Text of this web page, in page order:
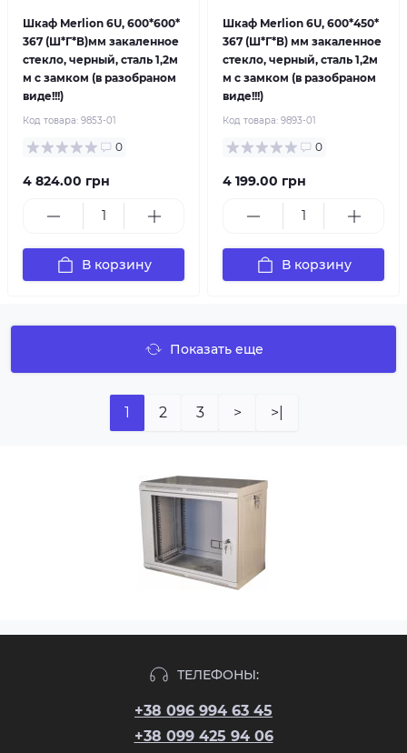
Шкаф Merlion 6U, 600*600*
367 (Ш*Г*В)мм закаленное
стекло, черный, сталь 1,2м
м с замком (в разобраном
виде!!!)
Код товара: 9853-01
0
4 824.00 грн
В корзину
Шкаф Merlion 6U, 600*450*
367 (Ш*Г*В) мм закаленное
стекло, черный, сталь 1,2м
м с замком (в разобраном
виде!!!)
Код товара: 9893-01
0
4 199.00 грн
В корзину
Показать еще
1 2 3 > >|
ТЕЛЕФОНЫ:
+38 096 994 63 45
+38 099 425 94 06